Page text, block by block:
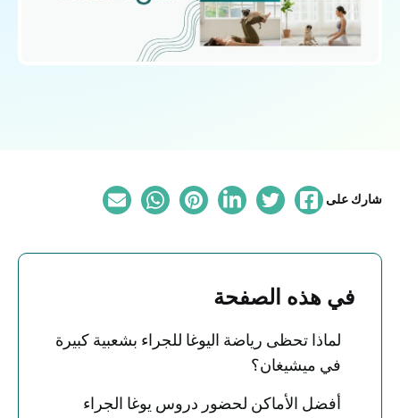
شارك على
في هذه الصفحة
لماذا تحظى رياضة اليوغا للجراء بشعبية كبيرة
في ميشيغان؟
أفضل الأماكن لحضور دروس يوغا الجراء